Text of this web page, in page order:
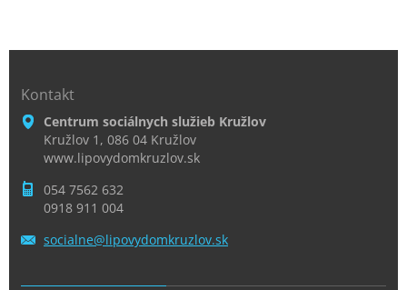
Kontakt
Centrum sociálnych služieb Kružlov
Kružlov 1, 086 04 Kružlov
www.lipovydomkruzlov.sk
054 7562 632
0918 911 004
socialne@lipovydomkruzlov.sk